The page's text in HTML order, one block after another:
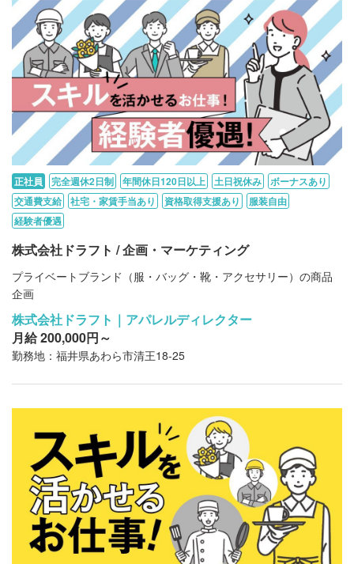
正社員 完全週休2日制 年間休日120日以上 土日祝休み
ボーナスあり
交通費支給
社宅・家賃手当あり 資格取得支援あり
服装自由
経験者優遇
株式会社ドラフト / 企画・マーケティング
プライベートブランド（服・バッグ・靴・アクセサリー）の商品
企画
株式会社ドラフト｜アパレルディレクター
月給 200,000円～
勤務地：福井県あわら市清王18-25